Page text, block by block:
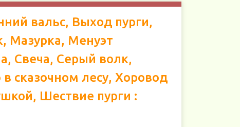
вальс, Выход пурги,
Мазурка, Менуэт
Свеча, Серый волк,
сказочном лесу, Хоровод
Шествие пурги :